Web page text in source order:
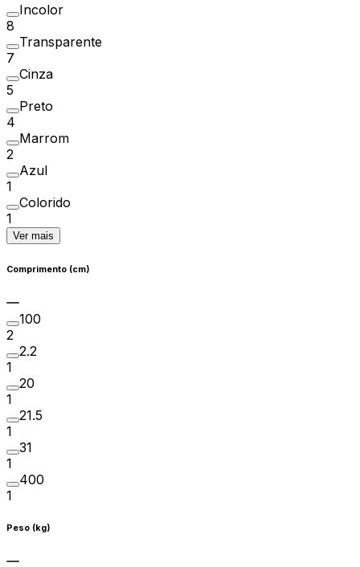
Incolor
8
Transparente
7
Cinza
5
Preto
4
Marrom
2
Azul
1
Colorido
1
Ver mais
Comprimento (cm)
100
2
2.2
1
20
1
21.5
1
31
1
400
1
Peso (kg)